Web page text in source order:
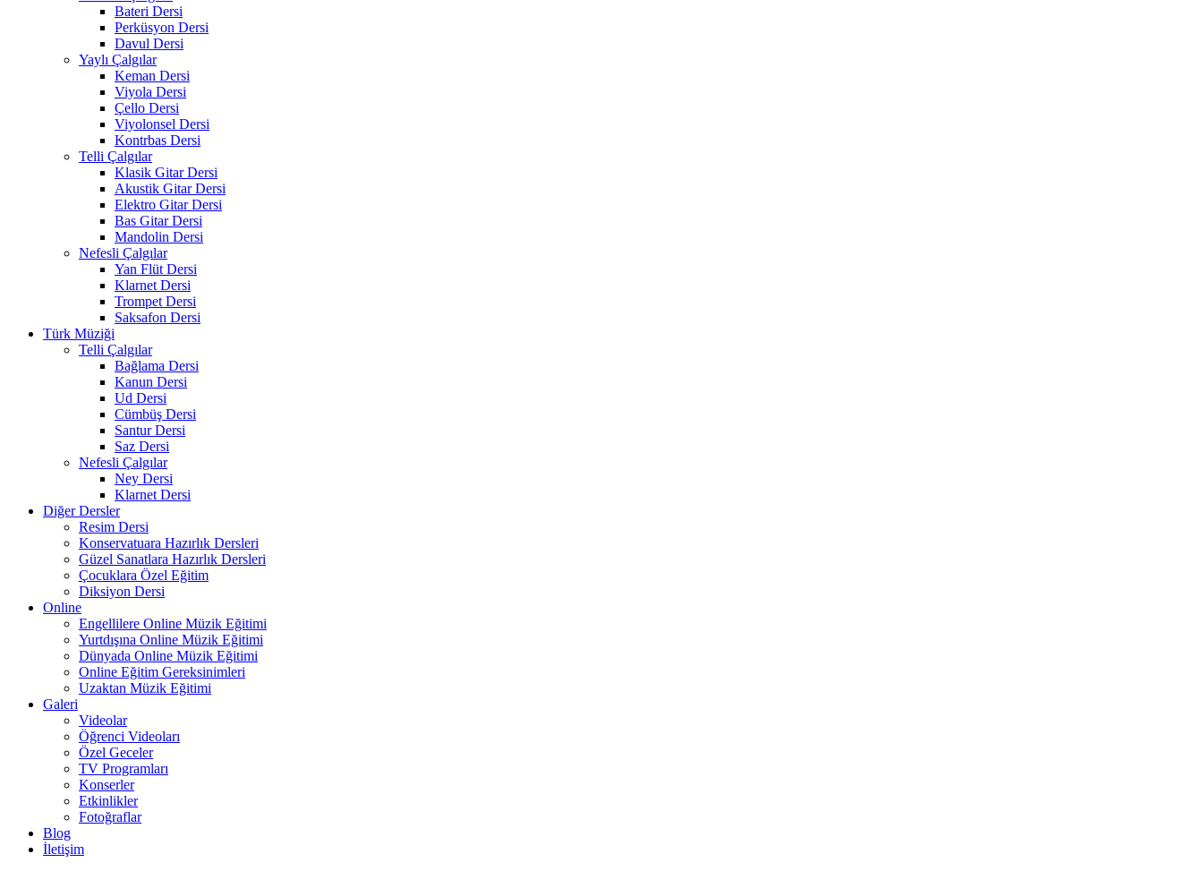
Bateri Dersi
Perküsyon Dersi
Davul Dersi
Yaylı Çalgılar
Keman Dersi
Viyola Dersi
Çello Dersi
Viyolonsel Dersi
Kontrbas Dersi
Telli Çalgılar
Klasik Gitar Dersi
Akustik Gitar Dersi
Elektro Gitar Dersi
Bas Gitar Dersi
Mandolin Dersi
Nefesli Çalgılar
Yan Flüt Dersi
Klarnet Dersi
Trompet Dersi
Saksafon Dersi
Türk Müziği
Telli Çalgılar
Bağlama Dersi
Kanun Dersi
Ud Dersi
Cümbüş Dersi
Santur Dersi
Saz Dersi
Nefesli Çalgılar
Ney Dersi
Klarnet Dersi
Diğer Dersler
Resim Dersi
Konservatuara Hazırlık Dersleri
Güzel Sanatlara Hazırlık Dersleri
Çocuklara Özel Eğitim
Diksiyon Dersi
Online
Engellilere Online Müzik Eğitimi
Yurtdışına Online Müzik Eğitimi
Dünyada Online Müzik Eğitimi
Online Eğitim Gereksinimleri
Uzaktan Müzik Eğitimi
Galeri
Videolar
Öğrenci Videoları
Özel Geceler
TV Programları
Konserler
Etkinlikler
Fotoğraflar
Blog
İletişim